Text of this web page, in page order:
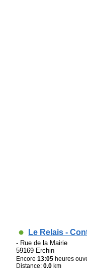
Le Relais -
- Rue de la Mairie
59169 Erchin
Encore13:05 heures
Distance:0.0 km